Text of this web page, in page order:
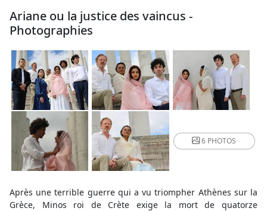
Ariane ou la justice des vaincus -
Photographies
6 PHOTOS
Après une terrible guerre qui a vu triompher Athènes sur la
Grèce, Minos roi de Crète exige la mort de quatorze